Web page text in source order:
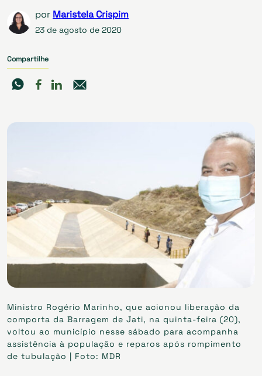
por Maristela Crispim
23 de agosto de 2020
Compartilhe
Ministro Rogério Marinho, que acionou liberação da
comporta da Barragem de Jati, na quinta-feira (20),
voltou ao município nesse sábado para acompanha
assistência à população e reparos após rompimento
de tubulação | Foto: MDR